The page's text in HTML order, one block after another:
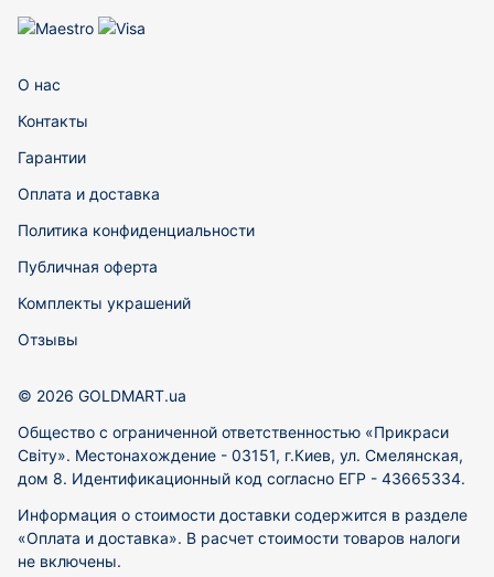
О нас
Контакты
Гарантии
Оплата и доставка
Политика конфиденциальности
Публичная оферта
Комплекты украшений
Отзывы
© 2026 GOLDMART.ua
Общество с ограниченной ответственностью «Прикраси
Світу». Местонахождение - 03151, г.Киев, ул. Смелянская,
дом 8. Идентификационный код согласно ЕГР - 43665334.
Информация о стоимости доставки содержится в разделе
«Оплата и доставка». В расчет стоимости товаров налоги
не включены.